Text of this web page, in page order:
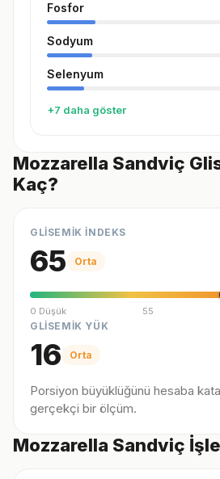
Fosfor
Sodyum
Selenyum
+7 daha göster
Mozzarella Sandviç
Kaç?
GLİSEMİK İNDEKS
65 Orta
0 Düşük 55
GLİSEMİK YÜK
16 Orta
Porsiyon büyüklüğünü hesaba
gerçekçi bir ölçüm.
Mozzarella Sandviç